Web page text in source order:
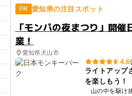
PR 愛知県の注目スポット
「モンパの夜まつり」開
業！
愛知県犬山市
4.6
ライトアップ
を楽しもう！
山の中を駆け